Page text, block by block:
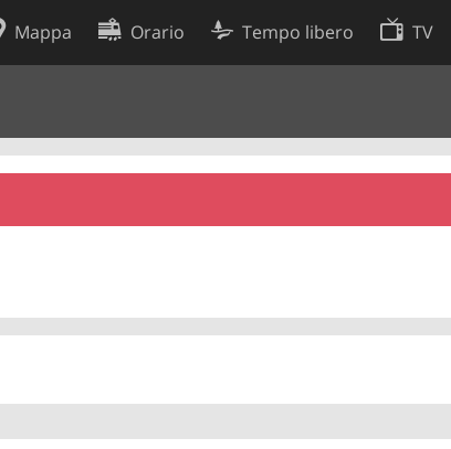
Mappa Orario Tempo libero TV
Preferenze cookie
Sviluppatori